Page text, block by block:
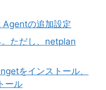
の追加設定
ただし、netplan
をインストール、
ール